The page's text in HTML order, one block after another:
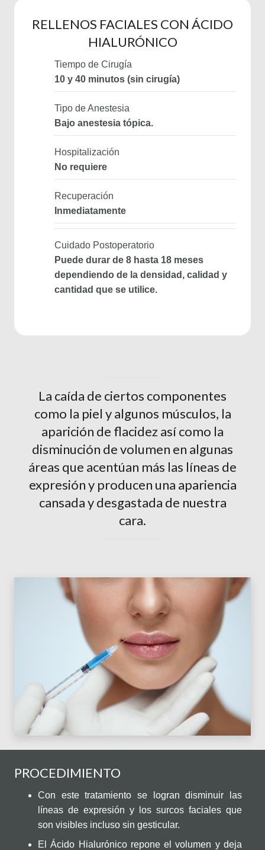
RELLENOS FACIALES CON ÁCIDO
HIALURÓNICO
Tiempo de Cirugía
10 y 40 minutos (sin cirugía)
Tipo de Anestesia
Bajo anestesia tópica.
Hospitalización
No requiere
Recuperación
Inmediatamente
Cuidado Postoperatorio
Puede durar de 8 hasta 18 meses
dependiendo de la densidad, calidad y
cantidad que se utilice.
La caída de ciertos componentes
como la piel y algunos músculos, la
aparición de flacidez así como la
disminución de volumen en algunas
áreas que acentúan más las líneas de
expresión y producen una apariencia
cansada y desgastada de nuestra
cara.
PROCEDIMIENTO
Con este tratamiento se logran disminuir las
líneas de expresión y los surcos faciales que
son visibles incluso sin gesticular.
El Ácido Hialurónico repone el volumen y deja